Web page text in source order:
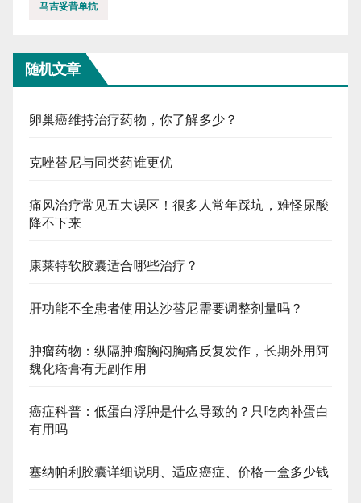
马吉妥昔单抗
随机文章
卵巢癌维持治疗药物，你了解多少？
克唑替尼与同类药谁更优
痛风治疗常见五大误区！很多人常年踩坑，难怪尿酸
降不下来
康莱特软胶囊适合哪些治疗？
肝功能不全患者使用达沙替尼需要调整剂量吗？
肿瘤药物：纵隔肿瘤胸闷胸痛反复发作，长期外用阿
魏化痞膏有无副作用
癌症科普：低蛋白浮肿是什么导致的？只吃肉补蛋白
有用吗
塞纳帕利胶囊详细说明、适应癌症、价格一盒多少钱